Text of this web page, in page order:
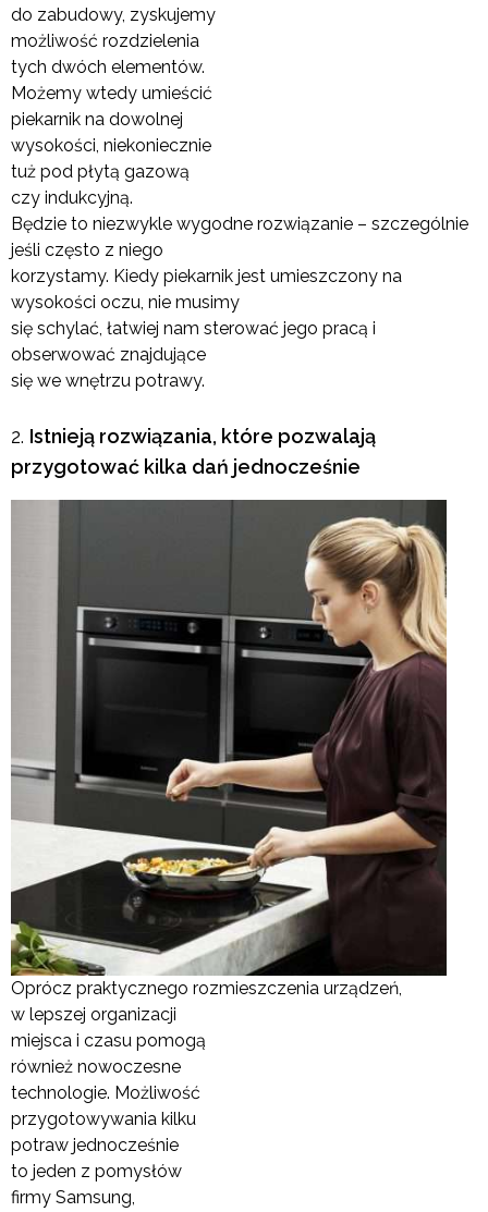
do zabudowy, zyskujemy
możliwość rozdzielenia
tych dwóch elementów.
Możemy wtedy umieścić
piekarnik na dowolnej
wysokości, niekoniecznie
tuż pod płytą gazową
czy indukcyjną.
Będzie to niezwykle wygodne rozwiązanie – szczególnie
jeśli często z niego
korzystamy. Kiedy piekarnik jest umieszczony na
wysokości oczu, nie musimy
się schylać, łatwiej nam sterować jego pracą i
obserwować znajdujące
się we wnętrzu potrawy.
Istnieją rozwiązania, które pozwalają
przygotować kilka dań jednocześnie
Oprócz praktycznego rozmieszczenia urządzeń,
w lepszej organizacji
miejsca i czasu pomogą
również nowoczesne
technologie. Możliwość
przygotowywania kilku
potraw jednocześnie
to jeden z pomysłów
firmy Samsung,